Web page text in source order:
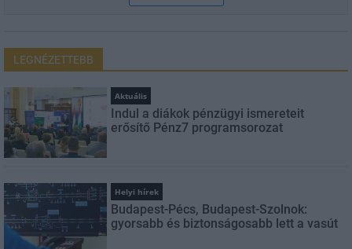
LEGNÉZETTEBB
Aktuális
Indul a diákok pénzügyi ismereteit
erősítő Pénz7 programsorozat
Helyi hírek
Budapest-Pécs, Budapest-Szolnok:
gyorsabb és biztonságosabb lett a vasút